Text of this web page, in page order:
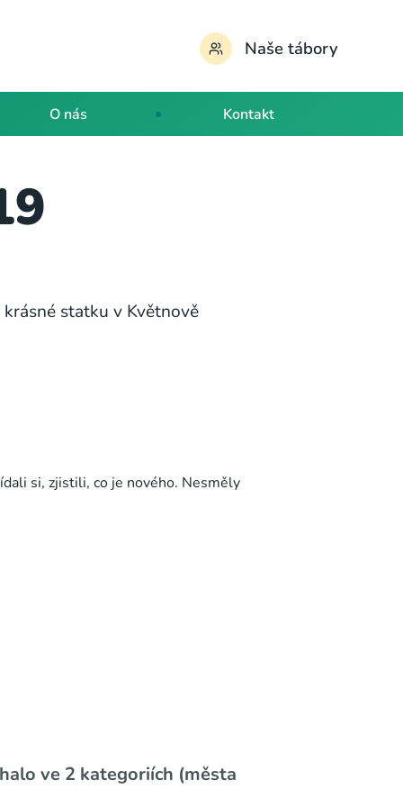
Naše tábory
O nás Kontakt
statku v Květnově
si, zjistili, co je nového. Nesměly
ve 2 kategoriích (města